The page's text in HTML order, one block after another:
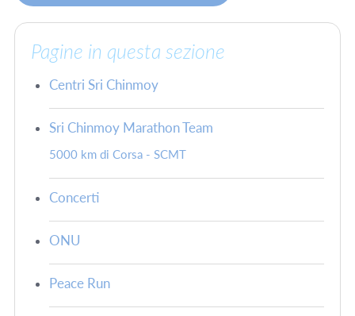
Pagine in questa sezione
Centri Sri Chinmoy
Sri Chinmoy Marathon Team
5000 km di Corsa - SCMT
Concerti
ONU
Peace Run